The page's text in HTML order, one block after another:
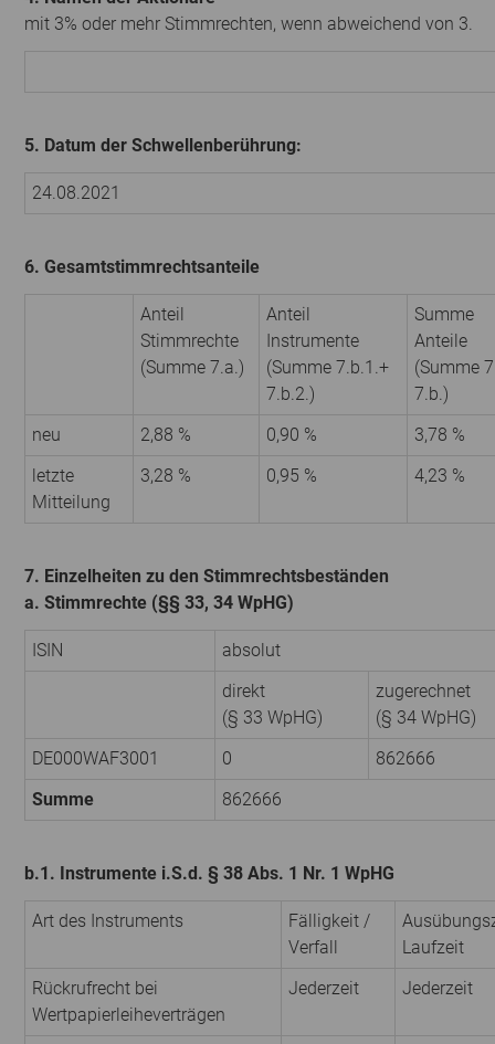
mit 3% oder mehr Stimmrechten, wenn abweichend von 3.
5. Datum der Schwellenberührung:
24.08.2021
6. Gesamtstimmrechtsanteile
Anteil
Stimmrechte
(Summe 7.a.)
Anteil
Instrumente
(Summe 7.b.1.+
7.b.2.)
Summe
Anteile
(Summe
7.b.)
neu
2,88 % 0,90 %
3,78 %
letzte
Mitteilung
3,28 % 0,95 % 4,23 %
7. Einzelheiten zu den Stimmrechtsbeständen
a. Stimmrechte (§§ 33, 34 WpHG)
ISIN
absolut
direkt
(§ 33 WpHG)
zugerechnet
(§ 34 WpHG)
DE000WAF3001
0
862666
Summe
862666
b.1. Instrumente i.S.d. § 38 Abs. 1 Nr. 1 WpHG
Art des Instruments
Fälligkeit /
Verfall
Laufzeit
Rückrufrecht bei
Wertpapierleiheverträgen
Jederzeit Jederzeit